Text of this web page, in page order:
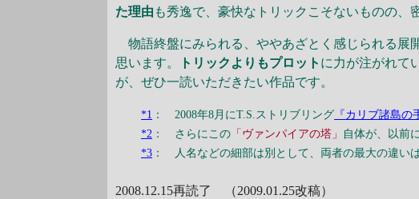
た理由 も秀逸で、豪快なトリックこそないものの、
物語終盤にみられる、ややあざとく感じられる展
思います。
トリックよりもプロット に力が注がれて
が、ぜひ一読いただきたい作品です。
*1 ： 2008年8月にT.S.ストリブリング 『カリブ諸島の
*2 ： さらにこの 「ヴァンパイアの塔」 自体が、以前
*3 ： 人名などの細部は別として、両者の最大の違い
2008.12.15再読了 （2009.01.25改稿）